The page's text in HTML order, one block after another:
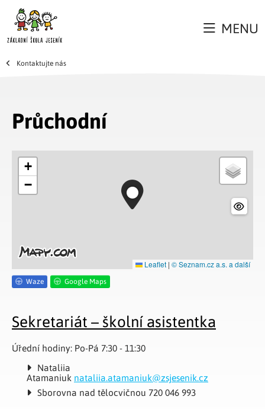
MENU
Kontaktujte nás
Průchodní
+
−
Leaflet | © Seznam.cz a.s. a další
Waze Google Maps
Sekretariát – školní asistentka
Úřední hodiny: Po-Pá 7:30 - 11:30
Nataliia
Atamaniuk nataliia.atamaniuk@zsjesenik.cz
Sborovna nad tělocvičnou 720 046 993